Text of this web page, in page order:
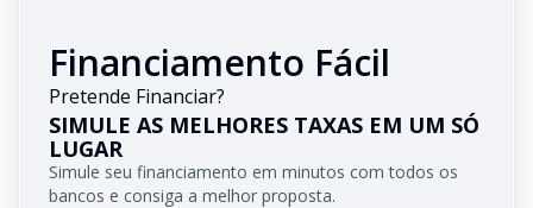
Financiamento Fácil
Pretende Financiar?
SIMULE AS MELHORES TAXAS EM UM SÓ
LUGAR
Simule seu financiamento em minutos com todos os
bancos e consiga a melhor proposta.